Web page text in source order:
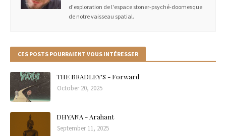
d'exploration de l'espace stoner-psyché-doomesque
de notre vaisseau spatial.
CES POSTS POURRAIENT VOUS INTÉRESSER
THE BRADLEY'S - Forward
October 20, 2025
DHYANA - Arahant
September 11, 2025